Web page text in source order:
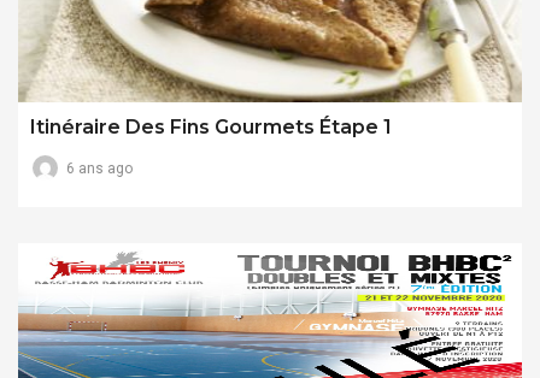
Itinéraire Des Fins Gourmets Étape 1
6 ans ago